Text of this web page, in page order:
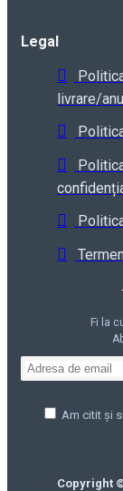
Legal
livrare/
Fi la
Am citit și
Copyright